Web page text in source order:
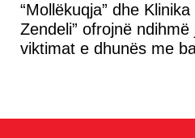
“Mollëkuqja” dhe
Zendeli” ofrojnë
viktimat e dhunës me